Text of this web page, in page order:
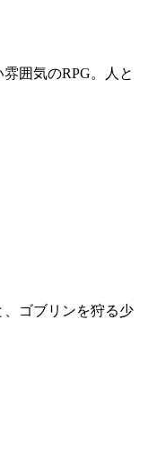
囲気のRPG。人と
ゴブリンを狩る少